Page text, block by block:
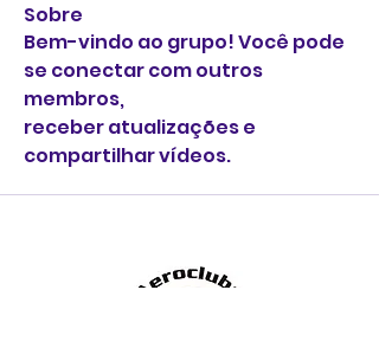
Sobre
Bem-vindo ao grupo! Você pode
se conectar com outros
membros,
receber atualizações e
compartilhar vídeos.